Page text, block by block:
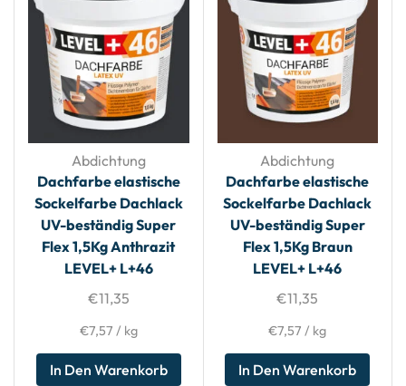
Abdichtung
Dachfarbe elastische
Sockelfarbe Dachlack
UV-beständig Super
Flex 1,5Kg Anthrazit
LEVEL+ L+46
€11,35
€7,57 / kg
In Den Warenkorb
Abdichtung
Dachfarbe elastische
Sockelfarbe Dachlack
UV-beständig Super
Flex 1,5Kg Braun
LEVEL+ L+46
€11,35
€7,57 / kg
In Den Warenkorb